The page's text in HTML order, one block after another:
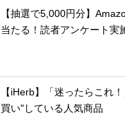
【抽選で5,000円分】
当たる！読者アンケート実
【iHerb】「迷ったらこれ
買い"している人気商品